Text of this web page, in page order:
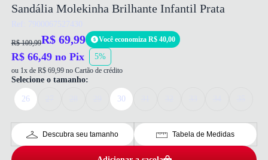
Sandália Molekinha Brilhante Infantil Prata
Ref: 7900067527430
R$ 109,99R$ 69,99 Você economiza R$ 40,00
R$ 66,49 no Pix 5%
ou 1x de R$ 69,99 no Cartão de crédito
Selecione o tamanho:
26 30
Descubra seu tamanho Tabela de Medidas